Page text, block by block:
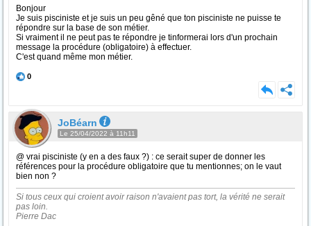
Bonjour
Je suis pisciniste et je suis un peu gêné que ton pisciniste ne puisse te
répondre sur la base de son métier.
Si vraiment il ne peut pas te répondre je tinformerai lors d'un prochain
message la procédure (obligatoire) à effectuer.
C'est quand même mon métier.
0
JoBéarn
Le 25/04/2022 à 11h11
@ vrai pisciniste (y en a des faux ?) : ce serait super de donner les
références pour la procédure obligatoire que tu mentionnes; on le vaut
bien non ?
Si tous ceux qui croient avoir raison n'avaient pas tort, la vérité ne serait
pas loin.
Pierre Dac